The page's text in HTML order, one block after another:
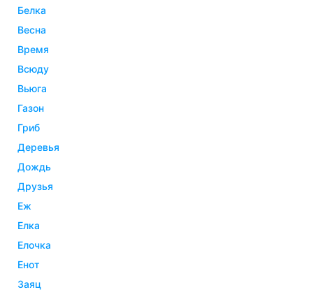
белка
весна
время
всюду
вьюга
газон
гриб
деревья
дождь
друзья
еж
елка
елочка
енот
заяц